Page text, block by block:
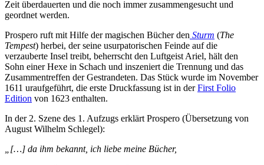
Zeit überdauerten und die noch immer zusammengesucht und
geordnet werden.
Prospero ruft mit Hilfe der magischen Bücher den Sturm (The
Tempest) herbei, der seine usurpatorischen Feinde auf die
verzauberte Insel treibt, beherrscht den Luftgeist Ariel, hält den
Sohn einer Hexe in Schach und inszeniert die Trennung und das
Zusammentreffen der Gestrandeten. Das Stück wurde im November
1611 uraufgeführt, die erste Druckfassung ist in derFirst Folio
Edition von 1623 enthalten.
In der 2. Szene des 1. Aufzugs erklärt Prospero (Übersetzung von
August Wilhelm Schlegel):
„[…] da ihm bekannt, ich liebe meine Bücher,